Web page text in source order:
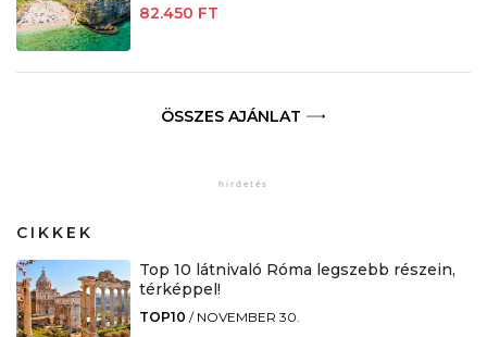
82.450 FT
ÖSSZES AJÁNLAT
CIKKEK
Top 10 látnivaló Róma legszebb részein,
térképpel!
TOP10 / NOVEMBER 30.